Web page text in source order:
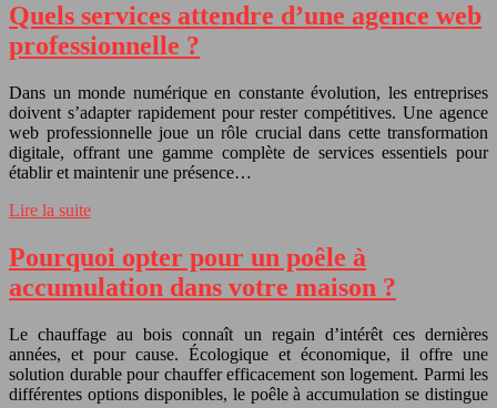
Quels services attendre d’une agence web
professionnelle ?
Dans un monde numérique en constante évolution, les entreprises
doivent s’adapter rapidement pour rester compétitives. Une agence
web professionnelle joue un rôle crucial dans cette transformation
digitale, offrant une gamme complète de services essentiels pour
établir et maintenir une présence…
Lire la suite
Pourquoi opter pour un poêle à
accumulation dans votre maison ?
Le chauffage au bois connaît un regain d’intérêt ces dernières
années, et pour cause. Écologique et économique, il offre une
solution durable pour chauffer efficacement son logement. Parmi les
différentes options disponibles, le poêle à accumulation se distingue